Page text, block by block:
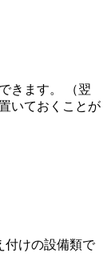
きます。 （翌
いておくことが
付けの設備類で